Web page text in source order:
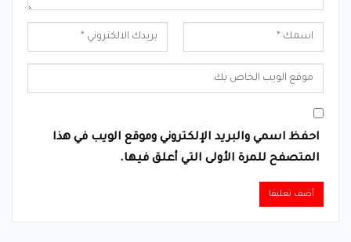
احفظ اسمي والبريد الإلكتروني وموقع الويب في هذا
المتصفح للمرة الأولى التي أعلق فيها.